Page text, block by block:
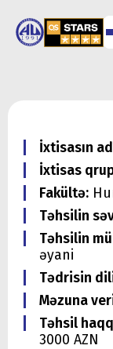
ELMİ
TƏDQİQAT
İxtisasın
İxtisas
Fakültə:
Təhsilin
Təhsilin
əyani
Tədrisin
Məzuna
Təhsil
3000 AZN